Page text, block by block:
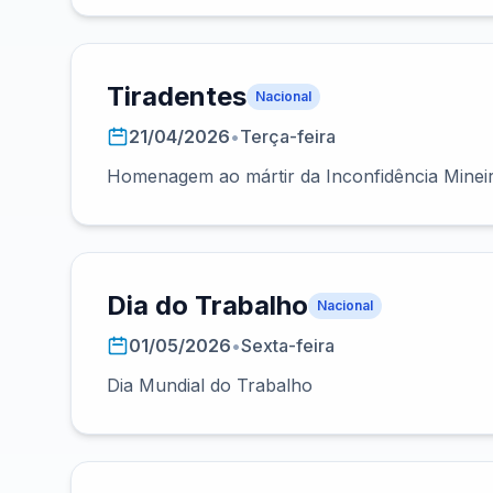
Tiradentes Nacional
21/04/2026•Terça-feira
Homenagem ao mártir da Inconfidência
Dia do Trabalho Nacional
01/05/2026•Sexta-feira
Dia Mundial do Trabalho